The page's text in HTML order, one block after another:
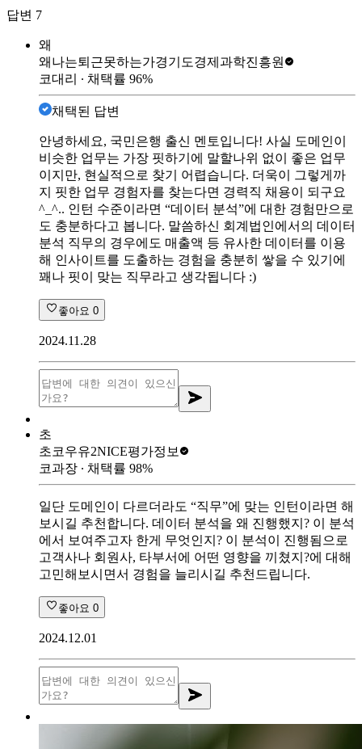
답변 7
왜
왜나는퇴근못하는가경기도경제과학진흥원
코대리 ∙ 채택률 96%
채택된 답변
안녕하세요, 국민은행 출신 멘토입니다! 사실 도메인이
비슷한 업무는 가장 핏하기에 말할나위 없이 좋은 업무
이지만, 현실적으로 찾기 어렵습니다. 더욱이 그렇게까
지 핏한 업무 경험자를 찾는다면 경력직 채용이 되구요
^_^.. 인턴 수준이라면 “데이터 분석”에 대한 경험만으로
도 충분하다고 봅니다. 말씀하신 회계법인에서의 데이터
분석 직무의 경우에도 매출액 등 유사한 데이터를 이용
해 인사이트를 도출하는 경험을 충분히 쌓을 수 있기에
꽤나 핏이 맞는 직무라고 생각됩니다 :)
좋아요 0
2024.11.28
초
초코우유2NICE평가정보
코과장 ∙ 채택률 98%
일단 도메인이 다르더라도 “직무”에 맞는 인턴이라면 해
보시길 추천합니다. 데이터 분석을 왜 진행했지? 이 분석
에서 보여주고자 한게 무엇인지? 이 분석이 진행됨으로
고객사나 회원사, 타부서에 어떤 영향을 끼쳤지?에 대해
고민해보시면서 경험을 늘리시길 추천드립니다.
좋아요 0
2024.12.01